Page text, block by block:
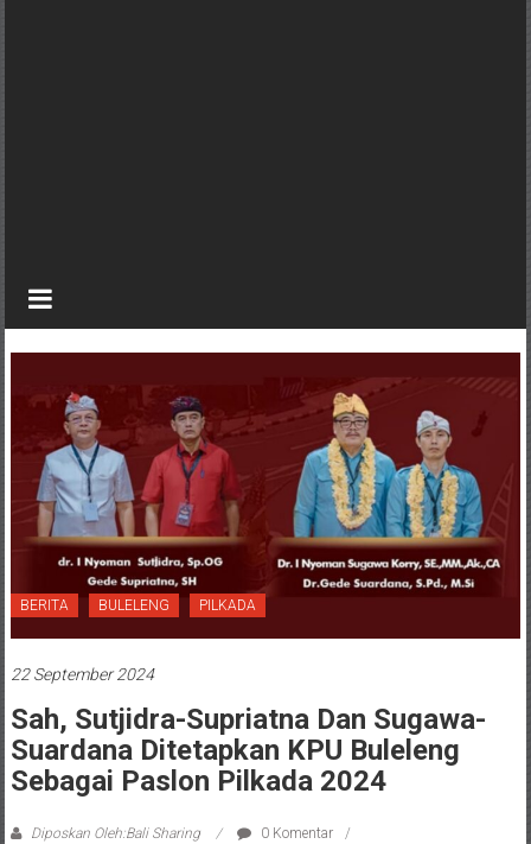
BERITA BULELENG PILKADA
22 September 2024
Sah, Sutjidra-Supriatna Dan Sugawa-
Suardana Ditetapkan KPU Buleleng
Sebagai Paslon Pilkada 2024
Diposkan Oleh:Bali Sharing
0 Komentar